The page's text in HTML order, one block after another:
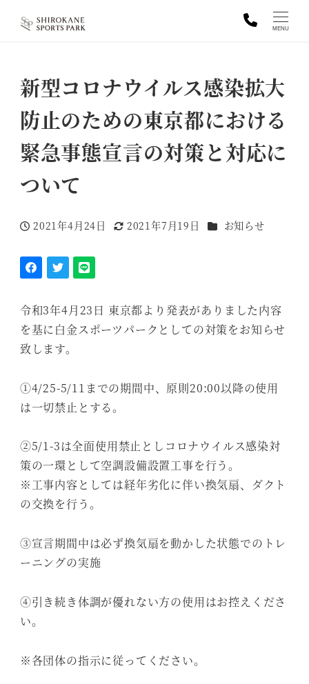
MENU
新型コロナウイルス感染拡大
防止のための東京都における
緊急事態宣言の対策と対応に
ついて
投稿日
2021年4月24日
更新日
2021年7月19日 カテゴリー
お知らせ
令和3年4月23日 東京都より発表がありました内容
を基に白金スポーツパークとしての対策をお知らせ
致します。
①4/25-5/11までの期間中、原則20:00以降の使用
は一切禁止とする。
②5/1-3は全面使用禁止としコロナウイルス感染対
策の一環として空調設備設置工事を行う。
※工事内容としては経年劣化に伴い換気扇、ダクト
の交換を行う。
③宣言期間中は必ず換気扇を動かした状態でのトレ
ーニングの実施
④引き続き体調が優れない方の使用はお控えくださ
い。
※各団体の指示に従ってください。